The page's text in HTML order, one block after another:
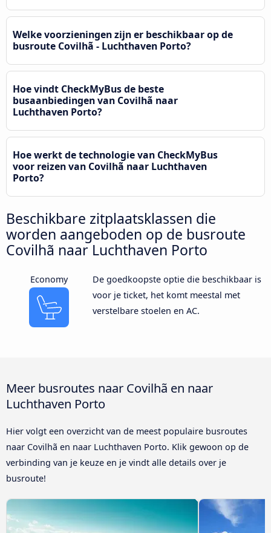
Welke voorzieningen zijn er beschikbaar op de
busroute Covilhã - Luchthaven Porto?
Hoe vindt CheckMyBus de beste
busaanbiedingen van Covilhã naar
Luchthaven Porto?
Hoe werkt de technologie van CheckMyBus
voor reizen van Covilhã naar Luchthaven
Porto?
Beschikbare zitplaatsklassen die
worden aangeboden op de busroute
Covilhã naar Luchthaven Porto
Economy
De goedkoopste optie die beschikbaar is
voor je ticket, het komt meestal met
verstelbare stoelen en AC.
Meer busroutes naar Covilhã en naar
Luchthaven Porto
Hier volgt een overzicht van de meest populaire busroutes
naar Covilhã en naar Luchthaven Porto. Klik gewoon op de
verbinding van je keuze en je vindt alle details over je
busroute!